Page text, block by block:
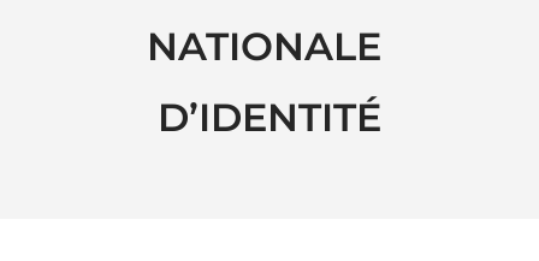
NATIONALE
D’IDENTITÉ